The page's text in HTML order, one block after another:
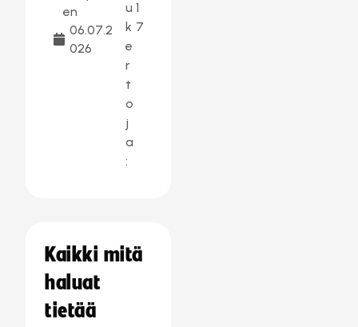
en
06.07.2
026
u
k
e
r
t
o
j
a
:
1
7
Kaikki mitä
haluat
tietää